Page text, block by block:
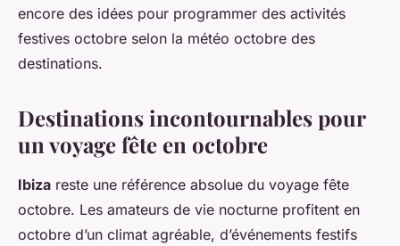
encore des idées pour programmer des activités
festives octobre selon la météo octobre des
destinations.
Destinations incontournables pour
un voyage fête en octobre
Ibiza reste une référence absolue du voyage fête
octobre. Les amateurs de vie nocturne profitent en
octobre d’un climat agréable, d’événements festifs